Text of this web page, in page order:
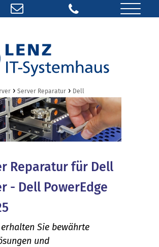
› Server Reparatur › Dell
Reparatur für Dell
- Dell PowerEdge
Sie bewährte
und